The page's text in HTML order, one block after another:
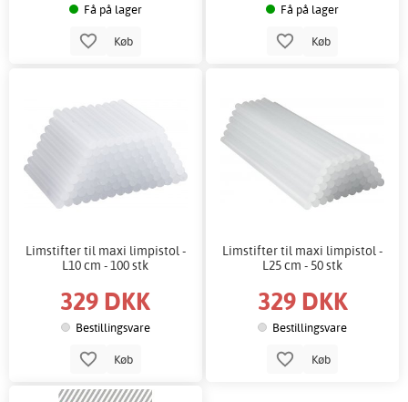
Få på lager
Køb
Få på lager
Køb
Limstifter til maxi limpistol -
L10 cm - 100 stk
329 DKK
Bestillingsvare
Køb
Limstifter til maxi limpistol -
L25 cm - 50 stk
329 DKK
Bestillingsvare
Køb